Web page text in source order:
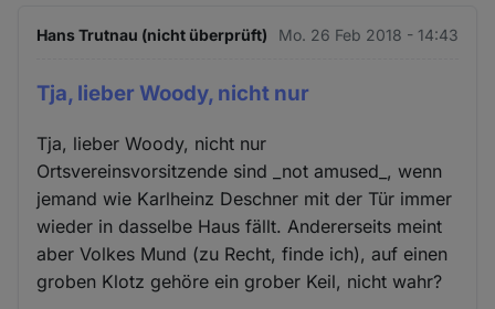
Hans Trutnau (nicht überprüft) Mo. 26 Feb 2018 - 14:43
Tja, lieber Woody, nicht nur
Tja, lieber Woody, nicht nur
Ortsvereinsvorsitzende sind _not amused_, wenn
jemand wie Karlheinz Deschner mit der Tür immer
wieder in dasselbe Haus fällt. Andererseits meint
aber Volkes Mund (zu Recht, finde ich), auf einen
groben Klotz gehöre ein grober Keil, nicht wahr?